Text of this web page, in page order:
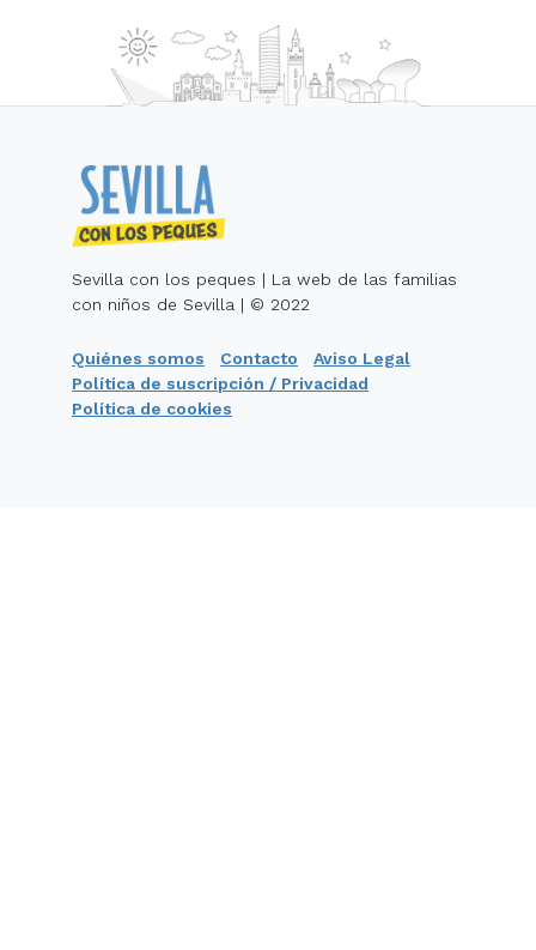
Sevilla con los peques | La web de las familias
con niños de Sevilla | © 2022
Quiénes somos Contacto
Aviso Legal
Política de suscripción / Privacidad
Política de cookies